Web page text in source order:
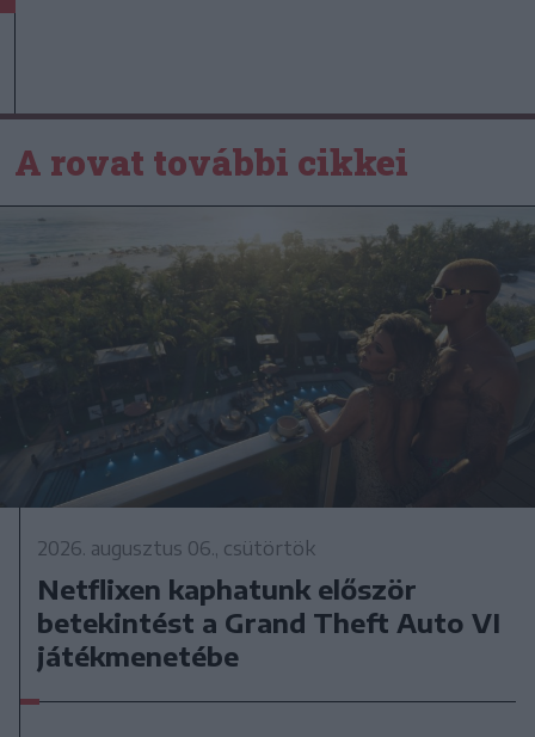
A rovat további cikkei
2026. augusztus 06., csütörtök
Netflixen kaphatunk először
betekintést a Grand Theft Auto VI
játékmenetébe